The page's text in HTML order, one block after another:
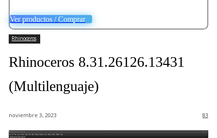
Ver productos / Comprar
Rhinoceros
Rhinoceros 8.31.26126.13431
(Multilenguaje)
noviembre 3, 2023 83